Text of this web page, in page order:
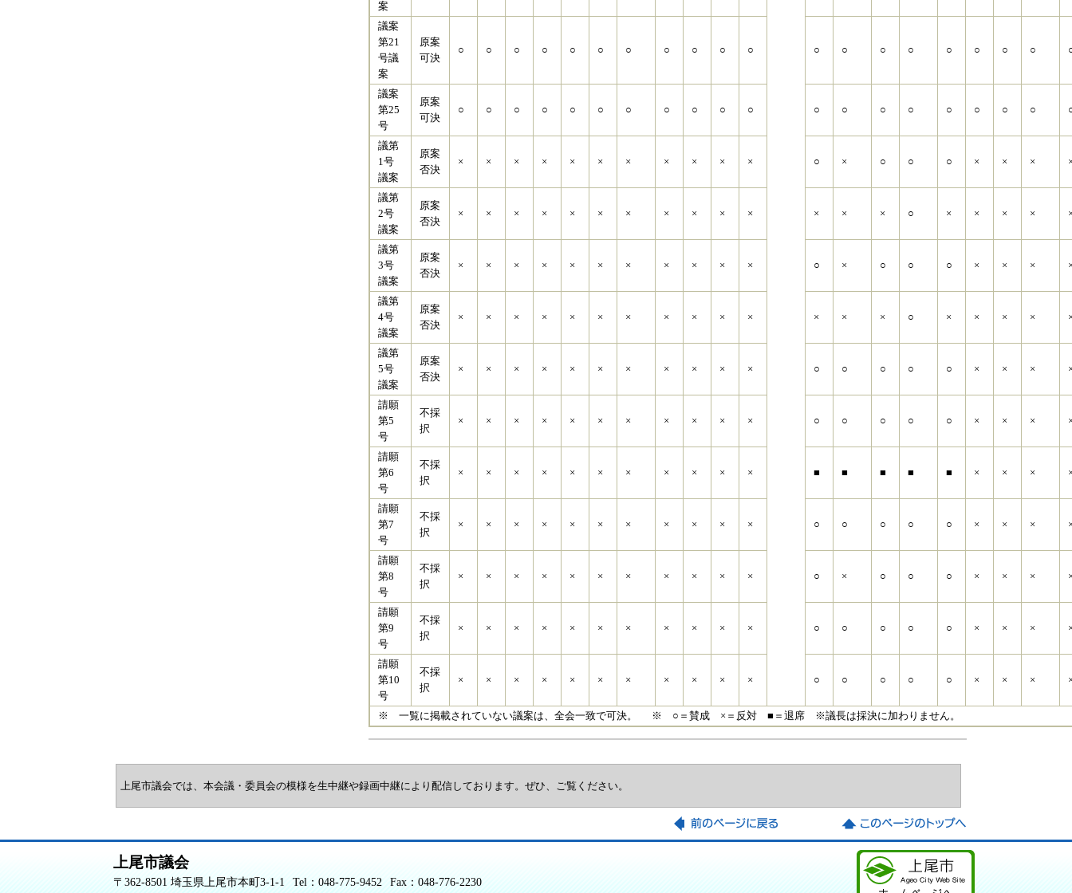
案
議案
第21
号議
案
原案
可決
○ ○ ○ ○ ○ ○ ○ ○ ○ ○ ○ ○ ○ ○ ○ ○ ○ ○ ○
議案
第25
号
原案
可決
○ ○ ○ ○ ○ ○ ○ ○ ○ ○ ○ ○ ○ ○ ○ ○ ○ ○ ○
議第
1号
議案
原案
否決
× × × × × × × × × × × ○ × ○ ○ ○ × × ×
議第
2号
議案
原案
否決
× × × × × × × × × × × × × × ○ × × × ×
議第
3号
議案
原案
否決
× × × × × × × × × × × ○ × ○ ○ ○ × × ×
議第
4号
議案
原案
否決
× × × × × × × × × × × × × × ○ × × × ×
議第
5号
議案
原案
否決
× × × × × × × × × × × ○ ○ ○ ○ ○ × × ×
請願
第5
号
不採
択
× × × × × × × × × × × ○ ○ ○ ○ ○ × × ×
請願
第6
号
不採
択
× × × × × × × × × × × ■ ■ ■ ■ ■ × × ×
請願
第7
号
不採
択
× × × × × × × × × × × ○ ○ ○ ○ ○ × × ×
請願
第8
号
不採
択
× × × × × × × × × × × ○ × ○ ○ ○ × × ×
請願
第9
号
不採
択
× × × × × × × × × × × ○ ○ ○ ○ ○ × × ×
請願
第10
号
不採
択
× × × × × × × × × × × ○ ○ ○ ○ ○ × × ×
※ 一覧に掲載されていない議案は、全会一致で可決。 ※ ○＝賛成 ×＝反対 ■＝退席 ※議長は採決に加わりません。
上尾市議会では、本会議・委員会の模様を生中継や録画中継により配信しております。ぜひ、ご覧ください。
上尾市議会
〒362-8501 埼玉県上尾市本町3-1-1 Tel：048-775-9452 Fax：048-776-2230